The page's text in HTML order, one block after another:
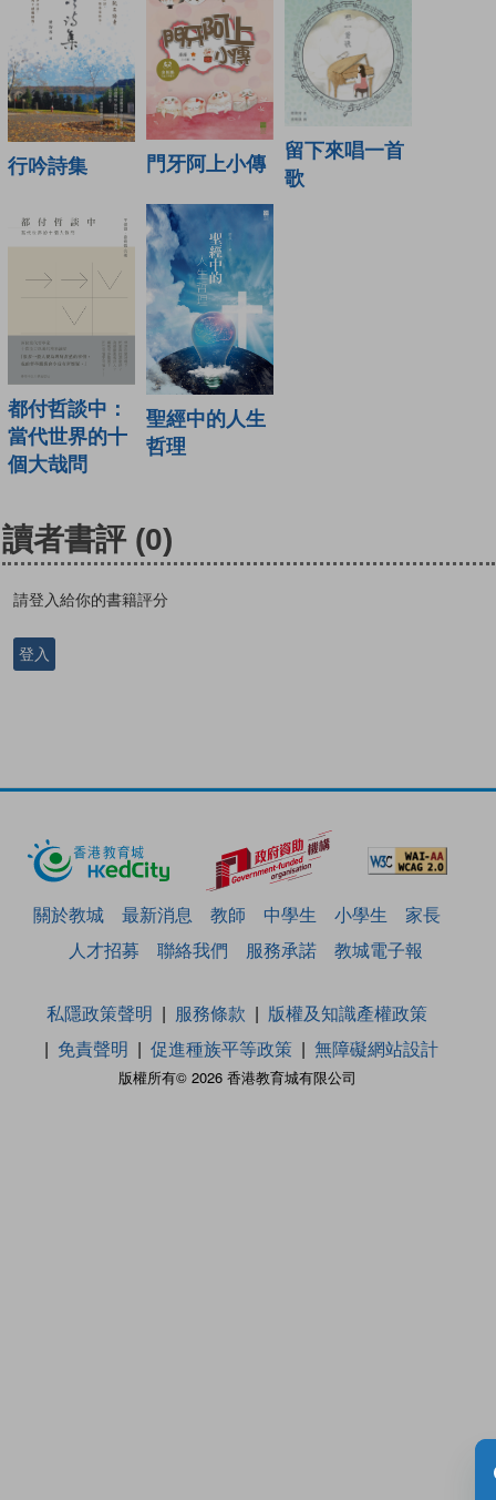
行吟詩集 門牙阿上小傳
留下來唱一首
歌
都付哲談中：
當代世界的十
個大哉問
聖經中的人生
哲理
讀者書評 (0)
請登入給你的書籍評分
登入
關於教城 最新消息 教師 中學生 小學生
家長
人才招募
聯絡我們 服務承諾 教城電子報
版權所有© 2026 香港教育城有限公司
私隱政策聲明 服務條款
版權及知識產權政策
免責聲明
促進種族平等政策 無障礙網站設計